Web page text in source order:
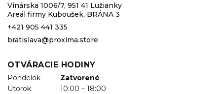
Vinárska 1006/7, 951 41 Lužianky
Areál firmy Kuboušek, BRÁNA 3
+421 905 441 335
bratislava@proxima.store
OTVÁRACIE HODINY
Pondelok
Zatvorené
Utorok
10:00 – 18:00